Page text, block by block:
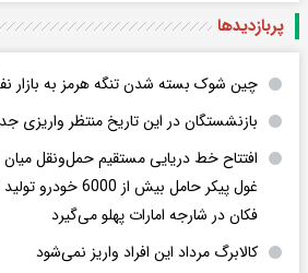
پربازدید‌ها
چین شوک بسته‌ شدن تنگه هرمز به بازار
بازنشستگان در این تاریخ منتظر واریزی
افتتاح خط دریایی مستقیم حمل‌ونقل
غول پیکر حامل بیش
فکان در شارجه امارات پهلو می‌گیرد
کالابرگ مرداد این افراد واریز نمی‌شود